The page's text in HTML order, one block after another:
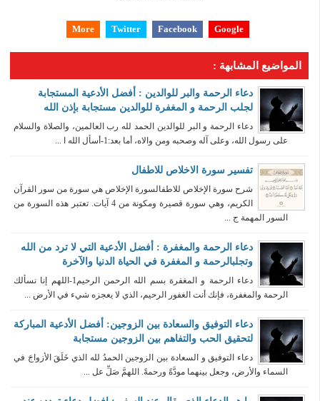
Google
Facebook
Twitter
More
المواضيع المشابهة :
دعاء الرحمة والبر للوالدين : أفضل الأدعية المستجابة
لجلب الرحمة و المغفرة للوالدين مستجابة بإذن الله
دعاء الرحمة و البر للوالدين الحمد لله رب العالمين، والصلاة والسلام
على رسول الله، وعلى آله وصحبه ومن والاه، أما بعد:1-أسأل الله ا ...
تفسير سورة الاخلاص للاطفال
شرح سورة الإخلاص للاطفالسورة الإخلاص هي سورة من سور القرآن
الكريم، وهي سورة قصيرة ومكونة من 4 آيات. تعتبر هذه السورة من
السور المهمة ج ...
دعاء الرحمة والمغفرة : أفضل الأدعية التي لا ترد من الله
وتجلبالرحمة و المغفرة في الحياة الدنيا والآخرة
دعاء الرحمة و المغفرة بسم الله الرحمن الرحيم1-اللهم إنا نسألك
الرحمة والمغفرة، فإنك أنت الغفور الرحيم، الذي لا يعجزه شيء في الأرض ...
دعاء التوفيق والسعادة بين الزوجين: أفضل الأدعية المباركة
لتحقيق الحب والتفاهم بين الزوجين مستجابة
دعاء التوفيق و السعادة بين الزوجين الحمدُ لله الذي خَلَقَ الأزواجَ في
السماء والأرض، وجعل بينهما مودَّةً ورحمةً. اللهمَّ صَلِّ عل ...